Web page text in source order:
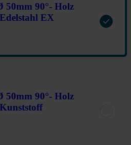
50mm 90°- Holz
EX
50mm 90°- Holz